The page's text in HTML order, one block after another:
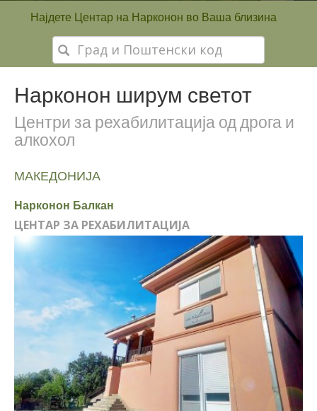
Најдете Центар на Нарконон во Ваша близина
Нарконон ширум светот
Центри за рехабилитација од дрога и
алкохол
МАКЕДОНИЈА
Нарконон Балкан
ЦЕНТАР ЗА РЕХАБИЛИТАЦИЈА